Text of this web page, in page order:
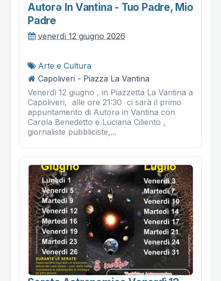
Autorə In Vantina - Tuo Padre, Mio
Padre
venerdì 12 giugno 2026
Arte e Cultura
Capoliveri - Piazza La Vantina
Venerdì 12 giugno , in Piazzetta La Vantina a
Capoliveri, alle ore 21:30 ci sarà il primo
appuntamento di Autorə in Vantina con
Carola Benedetto e Luciana Ciliento ,
giornaliste pubbliciste,...